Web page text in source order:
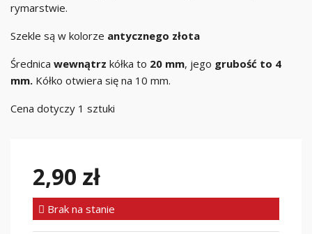
rymarstwie.
Szekle są w kolorze antycznego złota
Średnica wewnątrz kółka to 20 mm, jego grubość to 4
mm. Kółko otwiera się na 10 mm.
Cena dotyczy 1 sztuki
2,90 zł
Brak na stanie